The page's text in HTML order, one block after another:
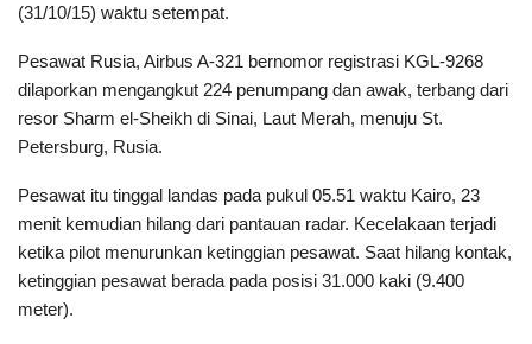
(31/10/15) waktu setempat.
Pesawat Rusia, Airbus A-321 bernomor registrasi KGL-9268
dilaporkan mengangkut 224 penumpang dan awak, terbang dari
resor Sharm el-Sheikh di Sinai, Laut Merah, menuju St.
Petersburg, Rusia.
Pesawat itu tinggal landas pada pukul 05.51 waktu Kairo, 23
menit kemudian hilang dari pantauan radar. Kecelakaan terjadi
ketika pilot menurunkan ketinggian pesawat. Saat hilang kontak,
ketinggian pesawat berada pada posisi 31.000 kaki (9.400
meter).